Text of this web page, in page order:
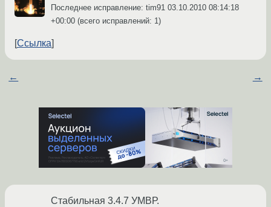
Последнее исправление: tim91 03.10.2010 08:14:18
+00:00 (всего исправлений: 1)
Ссылка
← →
Стабильная 3.4.7 УМВР.